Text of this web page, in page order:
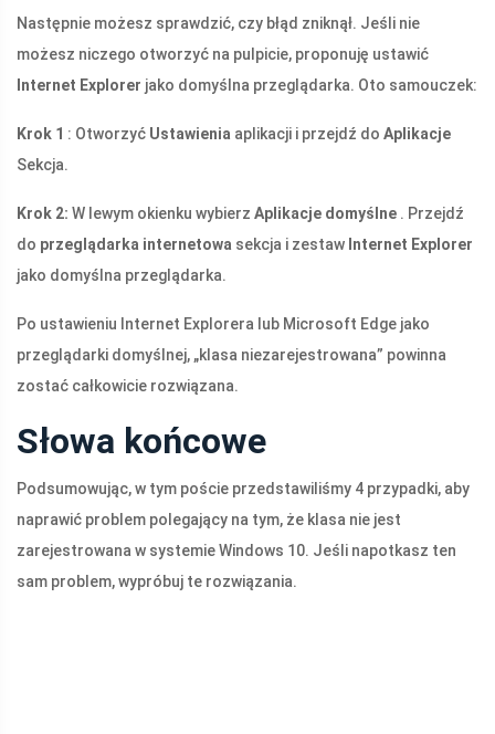
Następnie możesz sprawdzić, czy błąd zniknął. Jeśli nie
możesz niczego otworzyć na pulpicie, proponuję ustawić
Internet Explorer jako domyślna przeglądarka. Oto samouczek:
Krok 1 : Otworzyć Ustawienia aplikacji i przejdź do Aplikacje
Sekcja.
Krok 2: W lewym okienku wybierz Aplikacje domyślne . Przejdź
do przeglądarka internetowa sekcja i zestaw Internet Explorer
jako domyślna przeglądarka.
Po ustawieniu Internet Explorera lub Microsoft Edge jako
przeglądarki domyślnej, „klasa niezarejestrowana” powinna
zostać całkowicie rozwiązana.
Słowa końcowe
Podsumowując, w tym poście przedstawiliśmy 4 przypadki, aby
naprawić problem polegający na tym, że klasa nie jest
zarejestrowana w systemie Windows 10. Jeśli napotkasz ten
sam problem, wypróbuj te rozwiązania.